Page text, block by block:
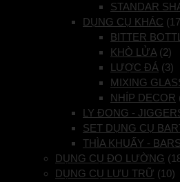
STANDAR
DỤNG CỤ KHÁC
BITTER
KHÒ LỬA (2)
LƯỢC ĐÁ (3)
MIXING
NHÍP DECOR
LY ĐONG -
SET DỤNG CỤ
THÌA KHUẤY -
DỤNG CỤ ĐO LƯỜNG
DỤNG CỤ LƯU TRỮ (10)